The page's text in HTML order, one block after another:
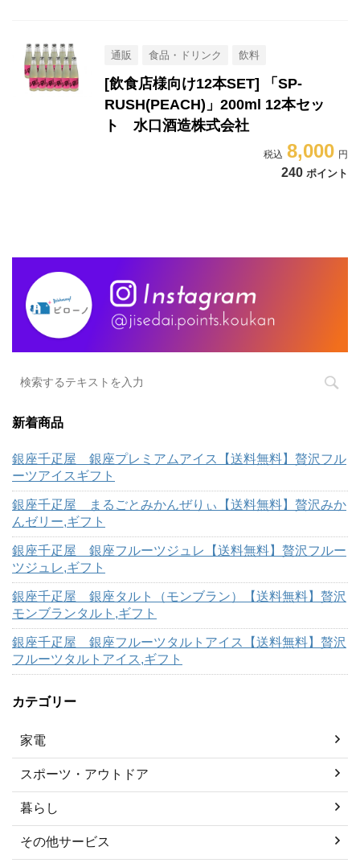
通販 食品・ドリンク 飲料
[飲食店様向け12本SET] 「SP-
RUSH(PEACH)」200ml 12本セッ
ト 水口酒造株式会社
8,000
240 ポイント
新着商品
銀座千疋屋 銀座プレミアムアイス【送料無料】贅沢フル
ーツアイスギフト
銀座千疋屋 まるごとみかんぜりぃ【送料無料】贅沢みか
んゼリー,ギフト
銀座千疋屋 銀座フルーツジュレ【送料無料】贅沢フルー
ツジュレ,ギフト
銀座千疋屋 銀座タルト（モンブラン）【送料無料】贅沢
モンブランタルト,ギフト
銀座千疋屋 銀座フルーツタルトアイス【送料無料】贅沢
フルーツタルトアイス,ギフト
カテゴリー
家電
スポーツ・アウトドア
暮らし
その他サービス